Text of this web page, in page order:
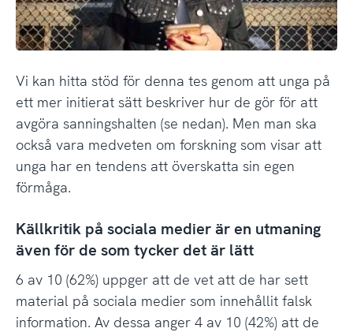
Vi kan hitta stöd för denna tes genom att unga på
ett mer initierat sätt beskriver hur de gör för att
avgöra sanningshalten (se nedan). Men man ska
också vara medveten om forskning som visar att
unga har en tendens att överskatta sin egen
förmåga.
Källkritik på sociala medier är en utmaning
även för de som tycker det är lätt
6 av 10 (62%) uppger att de vet att de har sett
material på sociala medier som innehållit falsk
information. Av dessa anger 4 av 10 (42%) att de